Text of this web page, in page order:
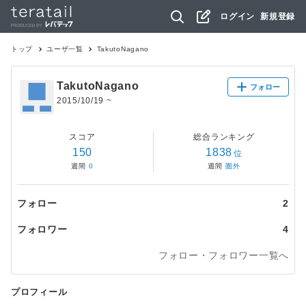
ログイン 新規登録
トップ ユーザ一覧 TakutoNagano
TakutoNagano
2015/10/19 ~
フォロー
スコア
150
週間 0
総合ランキング
1838 位
週間 圏外
フォロー 2
フォロワー 4
フォロー・フォロワー一覧へ
プロフィール